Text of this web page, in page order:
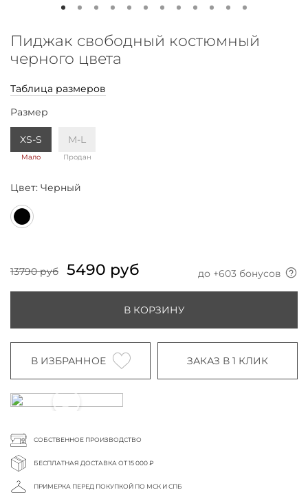
Пиджак свободный костюмный
черного цвета
Таблица размеров
Размер
XS-S
Мало
M-L
Продан
Цвет: Черный
13790 руб 5490 руб до +603 бонусов
В КОРЗИНУ
В ИЗБРАННОЕ ЗАКАЗ В 1 КЛИК
СОБСТВЕННОЕ ПРОИЗВОДСТВО
БЕСПЛАТНАЯ ДОСТАВКА ОТ 15 000 ₽
ПРИМЕРКА ПЕРЕД ПОКУПКОЙ ПО МСК И СПБ